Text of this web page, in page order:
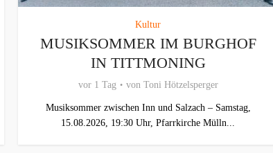
Kultur
MUSIKSOMMER IM BURGHOF
IN TITTMONING
vor 1 Tag von Toni Hötzelsperger
Musiksommer zwischen Inn und Salzach – Samstag,
15.08.2026, 19:30 Uhr, Pfarrkirche Mülln...